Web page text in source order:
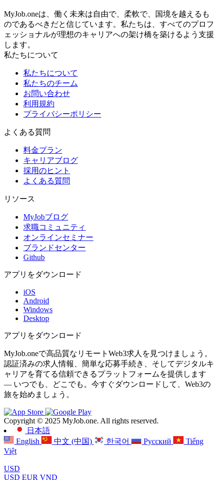
MyJob.oneは、働く未来は自由で、柔軟で、国境を越えるも
のであるべきだと信じています。私たちは、すべてのプロフ
ェッショナルが理想のキャリアへの架け橋を築けるよう支援
します。
私たちについて
私たちについて
私たちのチーム
お問い合わせ
利用規約
プライバシーポリシー
よくある質問
料金プラン
キャリアブログ
採用のヒント
よくある質問
リソース
MyJobブログ
求職コミュニティ
オンラインセミナー
ブランドセンター
Github
アプリをダウンロード
iOS
Android
Windows
Desktop
アプリをダウンロード
MyJob.oneで高品質なリモートWeb3求人を見つけましょう。
認証済みの求人情報、簡単な応募手続き、そしてデジタルキ
ャリアを育てる信頼できるプラットフォームを提供します
— いつでも、どこでも。今すぐダウンロードして、Web3の
旅を始めましょう。
Copyright © 2025 MyJob.one. All rights reserved.
日本語
English
中文 (中国) 한국어 Русский
Tiếng
Việt
USD
USD EUR VND